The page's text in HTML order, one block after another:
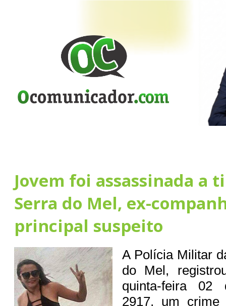
Jovem foi assassinada a
Serra do Mel, ex-
principal suspeito
A Polícia Militar
do Mel,
quinta-feira 02
2917, um